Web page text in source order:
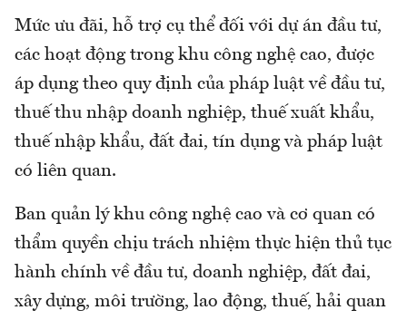
Mức ưu đãi, hỗ trợ cụ thể đối với dự án đầu tư,
các hoạt động trong khu công nghệ cao, được
áp dụng theo quy định của pháp luật về đầu tư,
thuế thu nhập doanh nghiệp, thuế xuất khẩu,
thuế nhập khẩu, đất đai, tín dụng và pháp luật
có liên quan.
Ban quản lý khu công nghệ cao và cơ quan có
thẩm quyền chịu trách nhiệm thực hiện thủ tục
hành chính về đầu tư, doanh nghiệp, đất đai,
xây dựng, môi trường, lao động, thuế, hải quan